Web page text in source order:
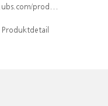
index/isin/DE000WA5UB15
Produktdetail